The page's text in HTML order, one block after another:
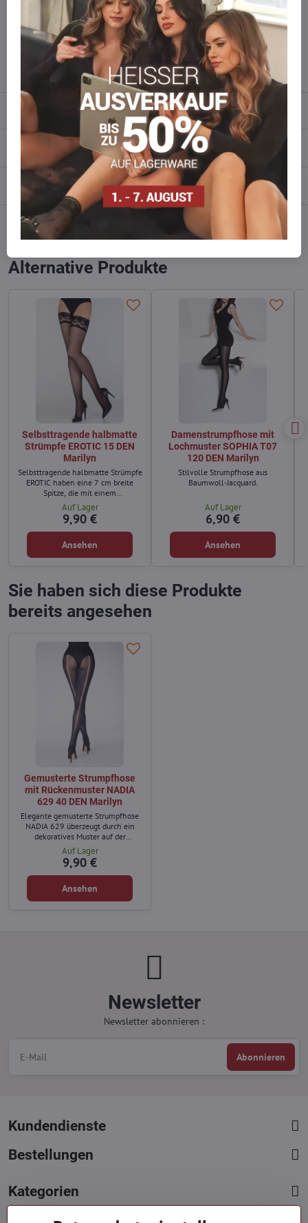
Zögern Sie nicht, uns zu kontaktieren, wir füllen die Ware für Sie
wieder auf!
info​​@everlady​​.eu
Beschreibung
Bewertungen 0
Diskussion 0
Facebook Reddit LinkedIn
Alternative Produkte
Selbsttragende halbmatte
Strümpfe EROTIC 15 DEN
Marilyn
Selbsttragende halbmatte Strümpfe
EROTIC haben eine 7 cm breite
Spitze, die mit einem
Silikonstreifen versehen ist, um die
Strümpfe fest am Körper zu halten.
Auf Lager
9,90 €
Ansehen
Damenstrumpfhose mit
Lochmuster SOPHIA T07
120 DEN Marilyn
Stilvolle Strumpfhose aus
Baumwoll-Jacquard.
Auf Lager
6,90 €
Ansehen
Sie haben sich diese Produkte
bereits angesehen
Gemusterte Strumpfhose
mit Rückenmuster NADIA
629 40 DEN Marilyn
Elegante gemusterte Strumpfhose
NADIA 629 überzeugt durch ein
dekoratives Muster auf der
Rückseite der Beine, das die
Silhouette optisch verlängert und
dem Outfit eine besondere Note
verleiht.
Auf Lager
9,90 €
Ansehen
Newsletter
Newsletter abonnieren :
Abonnieren
Kundendienste
Bestellungen
Kategorien